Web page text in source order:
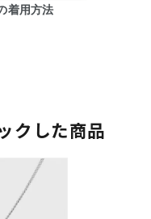
着用方法
クした商品